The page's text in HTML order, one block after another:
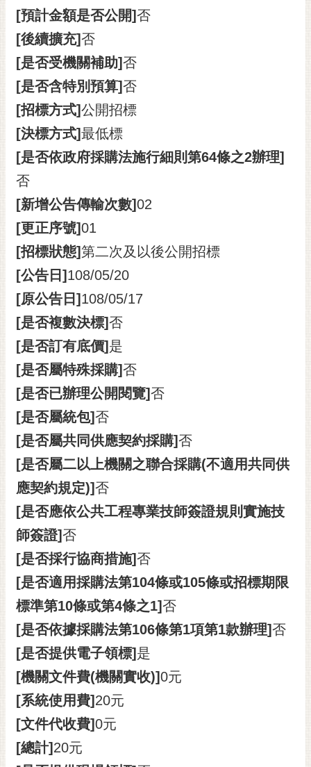
料
開
放
宣
告
府
交
位
置
[預計金額是否公開]否
[後續擴充]否
[是否受機關補助]否
[是否含特別預算]否
[招標方式]公開招標
[決標方式]最低標
[是否依政府採購法施行細則第64條之2辦理]
否
[新增公告傳輸次數]02
[更正序號]01
[招標狀態]第二次及以後公開招標
[公告日] 108/05/20
[原公告日] 108/05/17
[是否複數決標]否
[是否訂有底價] 是
[是否屬特殊採購]否
[是否已辦理公開閱覽]否
[是否屬統包]否
[是否屬共同供應契約採購]否
[是否屬二以上機關之聯合採購(不適用共同供
應契約規定)]否
[是否應依公共工程專業技師簽證規則實施技
師簽證]否
[是否採行協商措施]否
[是否適用採購法第104條或105條或招標期限
標準第10條或第4條之1]否
[是否依據採購法第106條第1項第1款辦理]否
[是否提供電子領標] 是
[機關文件費(機關實收)]0元
[系統使用費] 20元
[文件代收費]0元
[總計] 20元